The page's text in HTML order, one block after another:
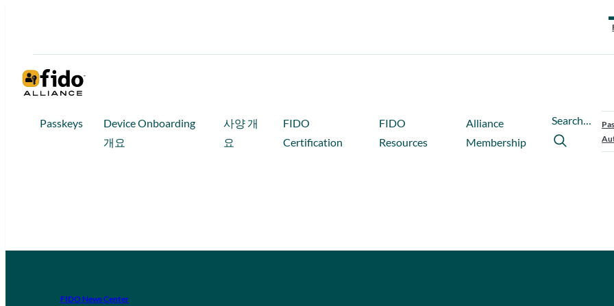
Passkeys
Device Onboarding
개요
사양 개
요
FIDO
Certification
FIDO
Resources
Alliance
Membership
Search…
FIDO News Center